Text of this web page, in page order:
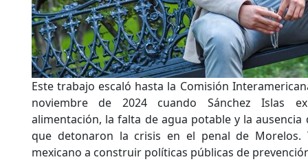
Este trabajo escaló hasta la Comisión
noviembre de 2024 cuando Sánchez Islas
alimentación, la falta de agua potable y la
que detonaron la crisis en el penal de Morelos.
mexicano a construir políticas públicas de